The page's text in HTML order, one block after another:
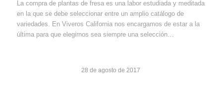
La compra de plantas de fresa es una labor estudiada y meditada
en la que se debe seleccionar entre un amplio catálogo de
variedades. En Viveros California nos encargamos de estar a la
última para que elegirnos sea siempre una selección…
28 de agosto de 2017